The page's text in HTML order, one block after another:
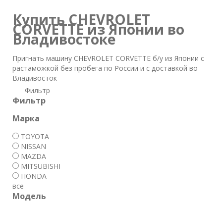
Купить CHEVROLET
CORVETTE из Японии во
Владивостоке
Пригнать машину CHEVROLET CORVETTE б/у из Японии с
растаможкой без пробега по России и с доставкой во
Владивосток
Фильтр
Фильтр
Марка
TOYOTA
NISSAN
MAZDA
MITSUBISHI
HONDA
все
Модель